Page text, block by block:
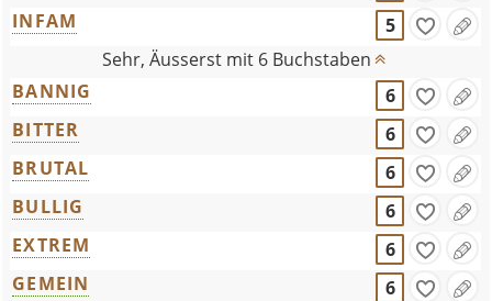
INFAM
5
Sehr, Äusserst mit 6 Buchstaben
BANNIG
6
BITTER
6
BRUTAL
6
BULLIG
6
EXTREM
6
GEMEIN
6